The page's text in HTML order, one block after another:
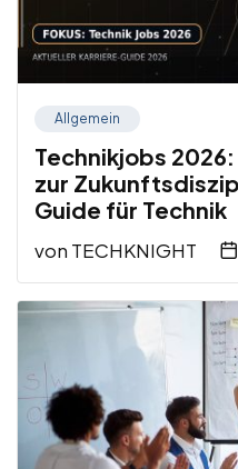
Allgemein
Technikjobs
zur
Guide für Technik
von TECHKNIGHT